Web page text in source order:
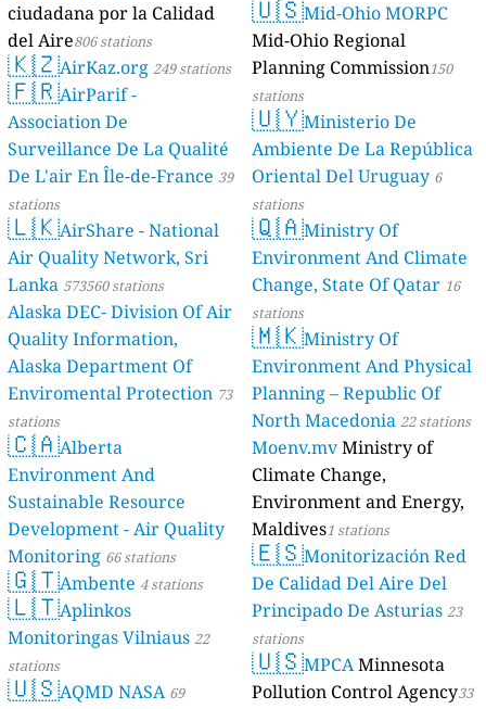
ciudadana por la Calidad
del Aire806 stations
🇰🇿AirKaz.org 249 stations
🇫🇷AirParif -
Association De
Surveillance De La Qualité
De L'air En Île-de-France 39
stations
🇱🇰AirShare - National
Air Quality Network, Sri
Lanka 573560 stations
Alaska DEC- Division Of Air
Quality Information,
Alaska Department Of
Enviromental Protection 73
stations
🇨🇦Alberta
Environment And
Sustainable Resource
Development - Air Quality
Monitoring 66 stations
🇬🇹Ambente 4 stations
🇱🇹Aplinkos
Monitoringas Vilniaus 22
stations
🇺🇸AQMD NASA 69
🇺🇸Mid-Ohio MORPC
Mid-Ohio Regional
Planning Commission150
stations
🇺🇾Ministerio De
Ambiente De La República
Oriental Del Uruguay 6
stations
🇶🇦Ministry Of
Environment And Climate
Change, State Of Qatar 16
stations
🇲🇰Ministry Of
Environment And Physical
Planning – Republic Of
North Macedonia 22 stations
Moenv.mvMinistry of
Climate Change,
Environment and Energy,
Maldives1 stations
🇪🇸Monitorización Red
De Calidad Del Aire Del
Principado De Asturias 23
stations
🇺🇸MPCAMinnesota
Pollution Control Agency33